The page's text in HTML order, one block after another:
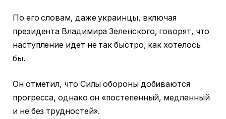
По его словам, даже украинцы, включая
президента Владимира Зеленского, говорят, что
наступление идет не так быстро, как хотелось
бы.
Он отметил, что Силы обороны добиваются
прогресса, однако он «постепенный, медленный
и не без трудностей».